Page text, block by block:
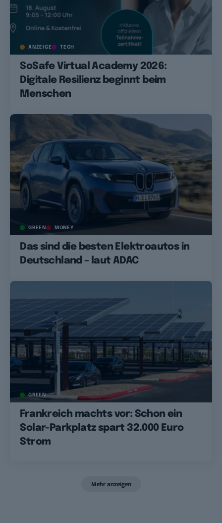
ANZEIGE TECH
SoSafe Virtual Academy 2026:
Digitale Resilienz beginnt beim
Menschen
GREEN MONEY
Das sind die besten Elektroautos in
Deutschland – laut ADAC
GREEN
Frankreich machts vor: Schon ein
Solar-Parkplatz spart 32.000 Euro
Strom
Mehr anzeigen